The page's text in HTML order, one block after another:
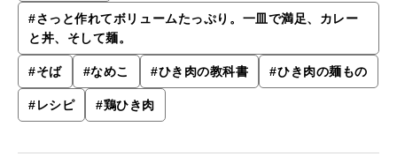
#さっと作れてボリュームたっぷり。一皿で満足、カレー
と丼、そして麺。
#そば #なめこ #ひき肉の教科書 #ひき肉の麺もの
#レシピ #鶏ひき肉